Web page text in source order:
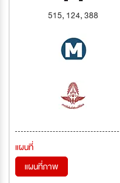
515, 124, 388
แผนที่
แผนที่ภาพ